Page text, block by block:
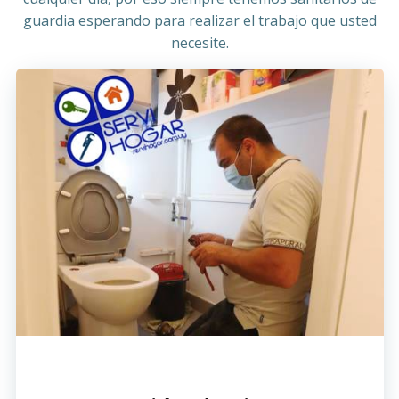
guardia esperando para realizar el trabajo que usted
necesite.